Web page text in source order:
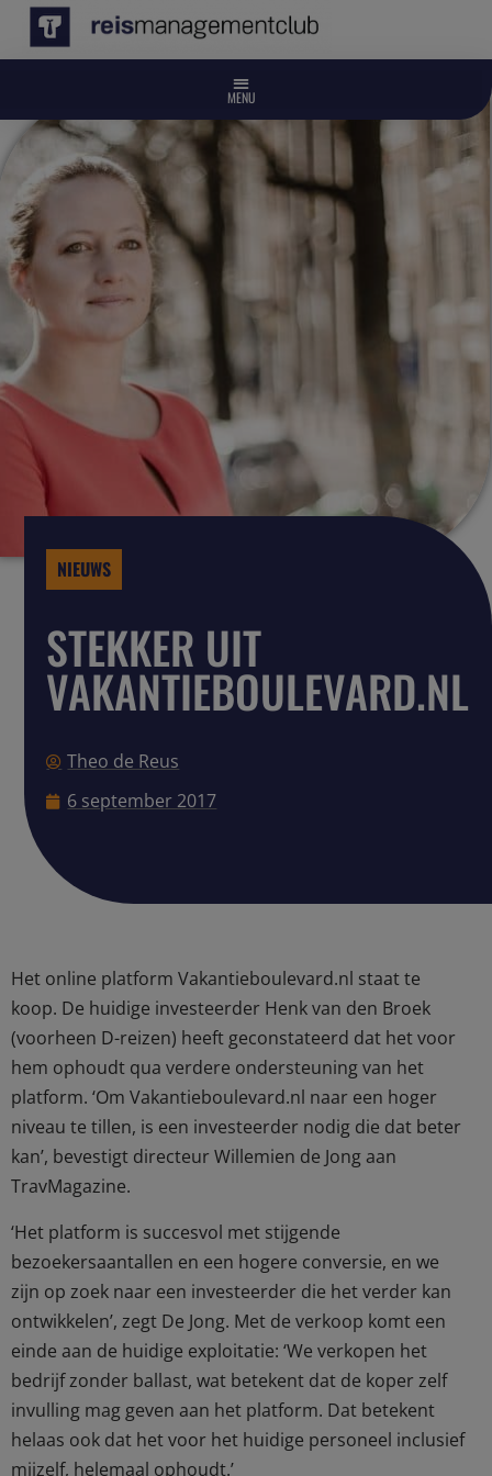
NIEUWS
STEKKER UIT
VAKANTIEBOULEVARD.NL
Theo de Reus
6 september 2017
Het online platform Vakantieboulevard.nl staat te
koop. De huidige investeerder Henk van den Broek
(voorheen D-reizen) heeft geconstateerd dat het voor
hem ophoudt qua verdere ondersteuning van het
platform. ‘Om Vakantieboulevard.nl naar een hoger
niveau te tillen, is een investeerder nodig die dat beter
kan’, bevestigt directeur Willemien de Jong aan
TravMagazine.
‘Het platform is succesvol met stijgende
bezoekersaantallen en een hogere conversie, en we
zijn op zoek naar een investeerder die het verder kan
ontwikkelen’, zegt De Jong. Met de verkoop komt een
einde aan de huidige exploitatie: ‘We verkopen het
bedrijf zonder ballast, wat betekent dat de koper zelf
invulling mag geven aan het platform. Dat betekent
helaas ook dat het voor het huidige personeel inclusief
mijzelf, helemaal ophoudt.’